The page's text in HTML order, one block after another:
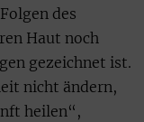
des
Haut noch
gezeichnet ist.
nicht ändern,
heilen“,